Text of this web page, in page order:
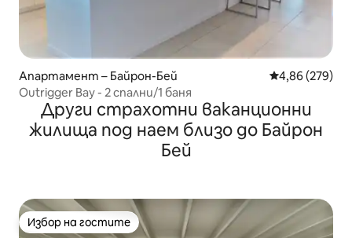
Апартамент – Байрон-Бей Средна
4,86 (279)
Outrigger Bay - 2 спални/1 баня
Други страхотни ваканционни
жилища под наем близо до Байрон
Бей
Избор на гостите
Избор на гостите